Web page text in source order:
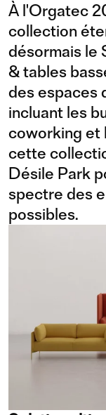
À l'Orgatec
collection
désormais le
& tables
des espaces
incluant les
coworking et
cette
Désile Park
spectre des
possibles.